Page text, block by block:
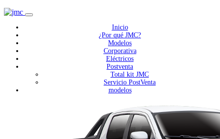
Inicio
¿Por qué JMC?
Modelos
Corporativa
Eléctricos
Postventa
Total kit JMC
Servicio PostVenta
modelos